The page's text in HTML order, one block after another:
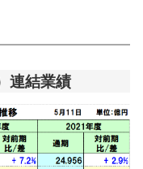
連結業績